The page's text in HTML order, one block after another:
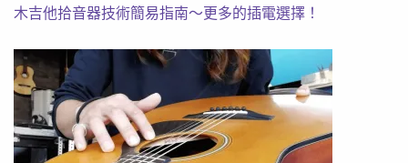
木吉他拾音器技術簡易指南～更多的插電選擇！